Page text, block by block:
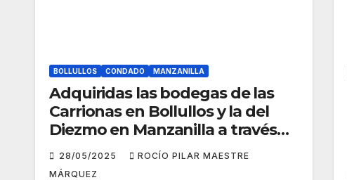
BOLLULLOS CONDADO MANZANILLA
Adquiridas las bodegas de las
Carrionas en Bollullos y la del
Diezmo en Manzanilla a través
del PSTD para acoger espacios
de enoturismo
28/05/2025
ROCÍO PILAR MAESTRE
MÁRQUEZ